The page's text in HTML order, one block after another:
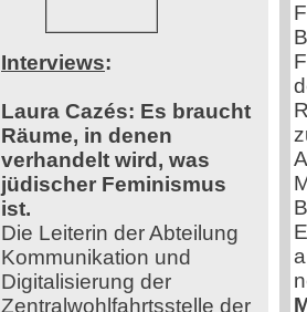
Interviews:
Laura Cazés: Es braucht
Räume, in denen
verhandelt wird, was
jüdischer Feminismus
ist.
Die Leiterin der Abteilung
Kommunikation und
Digitalisierung der
Zentralwohlfahrtsstelle der